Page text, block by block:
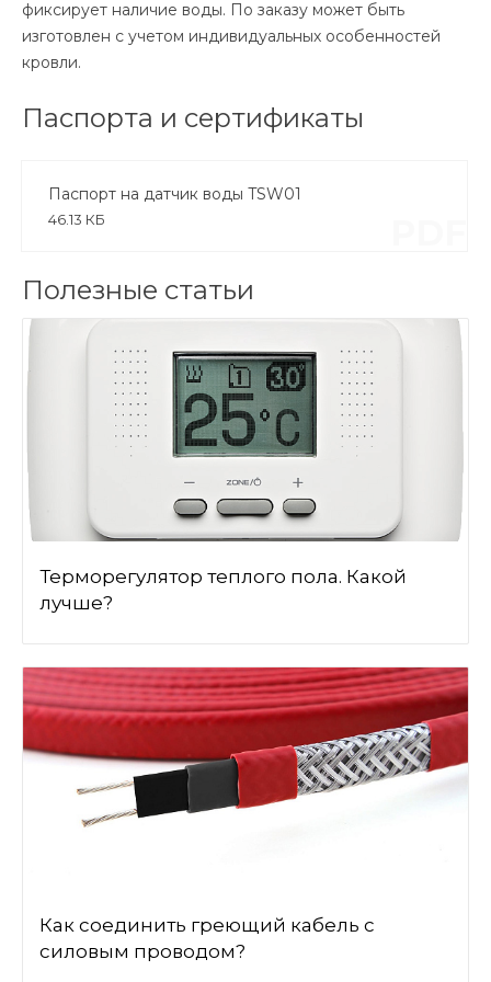
фиксирует наличие воды. По заказу может быть
изготовлен с учетом индивидуальных особенностей
кровли.
Паспорта и сертификаты
Паспорт на датчик воды TSW01
46.13 КБ
Полезные статьи
Терморегулятор теплого пола. Какой
лучше?
Как соединить греющий кабель с
силовым проводом?